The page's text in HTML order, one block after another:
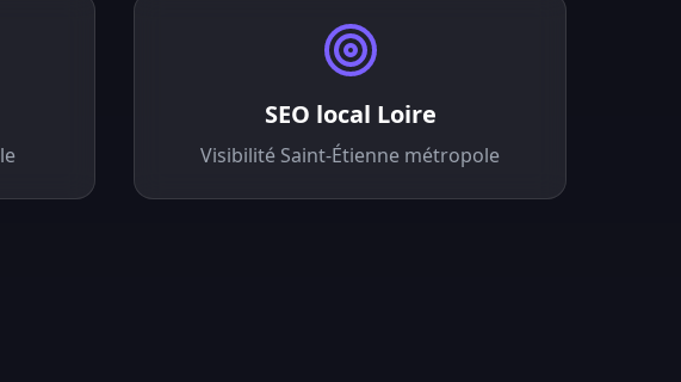
SEO local Loire
Visibilité Saint-Étienne métropole